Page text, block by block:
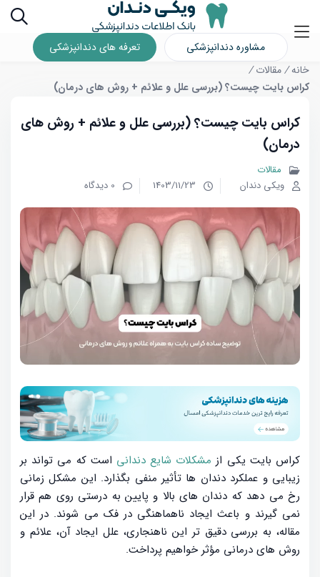
مشاوره دندانپزشکی
تعرفه های دندانپزشکی
خانه/مقالات /
کراس بایت چیست؟ (بررسی علل و علائم + روش های درمان)
کراس بایت چیست؟ (بررسی علل و علائم + روش های
درمان)
مقالات
ویکی دندان
1403/11/23 0 دیدگاه
کراس بایت یکی از مشکلات شایع دندانی است که می تواند بر
زیبایی و عملکرد دندان ها تأثیر منفی بگذارد. این مشکل زمانی
رخ می دهد که دندان های بالا و پایین به درستی روی هم قرار
نمی گیرند و باعث ایجاد ناهماهنگی در فک می شوند. در این
مقاله، به بررسی دقیق تر این ناهنجاری، علل ایجاد آن، علائم و
روش های درمانی مؤثر خواهیم پرداخت.